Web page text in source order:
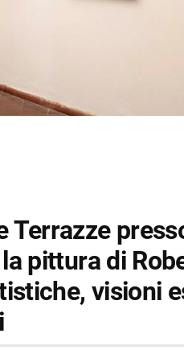
Terrazze
la pittura di
visioni